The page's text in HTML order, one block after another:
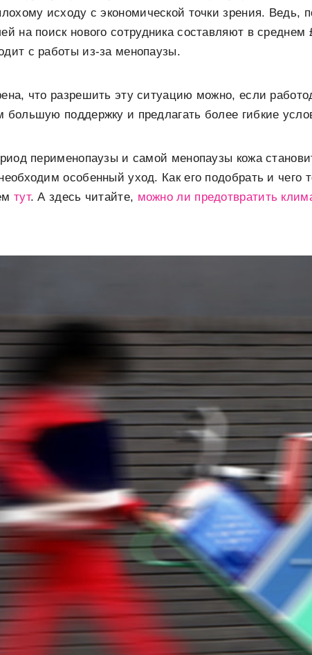
исходу с экономической точки зрения. Ведь,
на поиск нового сотрудника составляют в
с работы из-за менопаузы.
что разрешить эту ситуацию можно, если
большую поддержку и предлагать более гибкие
перименопаузы и самой менопаузы кожа
особенный уход. Как его подобрать и чего
тут. А здесь читайте, можно ли предотвратить